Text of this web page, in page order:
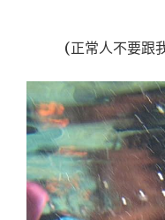
(正常人不要跟